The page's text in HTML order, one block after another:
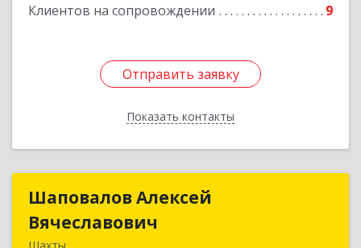
Клиентов на сопровождении 9
Отправить заявку
Показать контакты
Отправить заявку
Назад
Шаповалов Алексей
Вячеславович
Шаповалов Алексей